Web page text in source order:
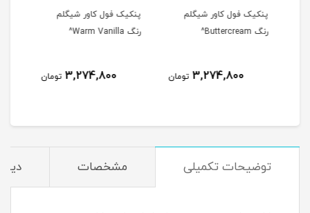
پنکیک فول کاور شیگلم
رنگ Buttercream^
3,274,800 تومان
پنکیک فول کاور شیگلم
رنگ Warm Vanilla^
3,274,800 تومان
توضیحات تکمیلی مشخصات